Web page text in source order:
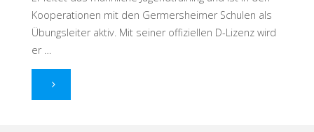
Kooperationen mit den Germersheimer Schulen als
Übungsleiter aktiv. Mit seiner offiziellen D-Lizenz wird
er …
"Nachwuchs